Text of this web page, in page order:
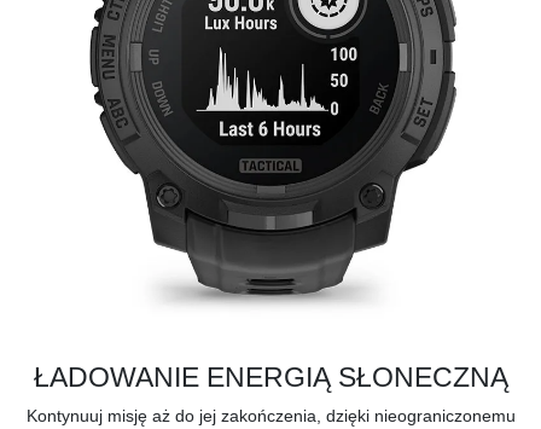
ŁADOWANIE ENERGIĄ SŁONECZNĄ
Kontynuuj misję aż do jej zakończenia, dzięki nieograniczonemu